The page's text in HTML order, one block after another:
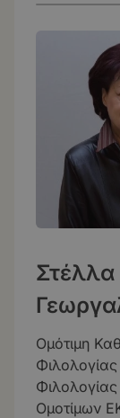
Ομότιμη
Ομοτίμων